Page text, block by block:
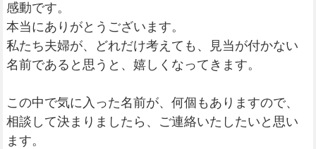
感動です。
本当にありがとうございます。
私たち夫婦が、どれだけ考えても、見当が付かない
名前であると思うと、嬉しくなってきます。
この中で気に入った名前が、何個もありますので、
相談して決まりましたら、ご連絡いたしたいと思い
ます。